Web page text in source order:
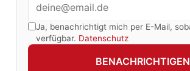
Ja, benachrichtigt mich per E-Mail,
verfügbar. Datenschutz
BENACHRICHTIGEN